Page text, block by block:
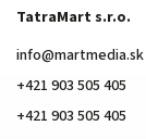
TatraMart s.r.o.
info@martmedia.sk
+421 903 505 405
+421 903 505 405